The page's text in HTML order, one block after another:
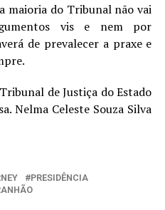
maioria do Tribunal não vai
vis e nem por
de prevalecer a praxe e
de Justiça do Estado
Nelma Celeste Souza Silva
PRESIDÊNCIA